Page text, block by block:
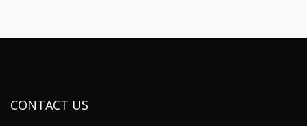
CONTACT US